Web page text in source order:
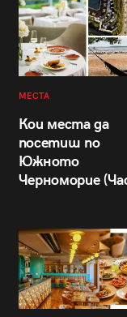
МЕСТА
Кои места да
посетиш по
Южното
Черноморие